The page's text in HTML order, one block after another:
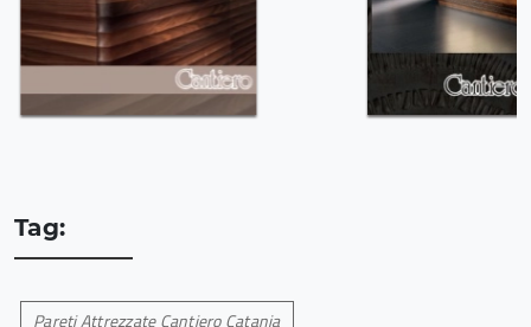
Tag:
Pareti Attrezzate Cantiero Catania